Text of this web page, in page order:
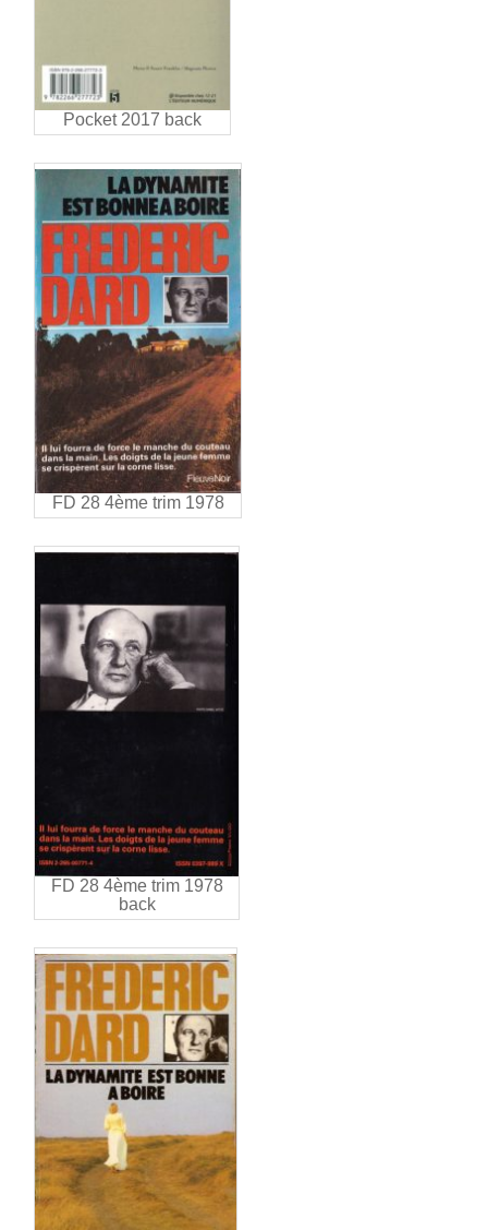
Pocket 2017 back
FD 28 4ème trim 1978
FD 28 4ème trim 1978
back